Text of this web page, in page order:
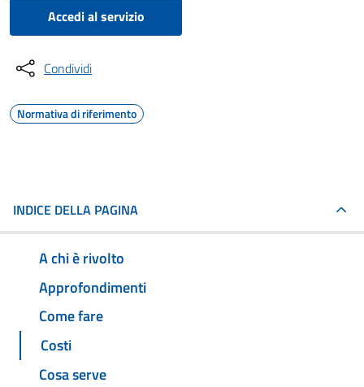
Accedi al servizio
Condividi
Normativa di riferimento
INDICE DELLA PAGINA
A chi è rivolto
Approfondimenti
Come fare
Costi
Cosa serve